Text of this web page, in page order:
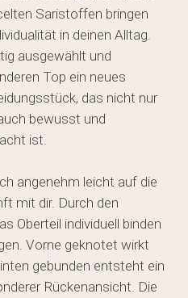
Saristoffen bringen
in deinen Alltag.
ausgewählt und
Top ein neues
das nicht nur
bewusst und
ist.
angenehm leicht auf die
mit dir. Durch den
Oberteil individuell binden
Vorne geknotet wirkt
gebunden entsteht ein
Rückenansicht. Die